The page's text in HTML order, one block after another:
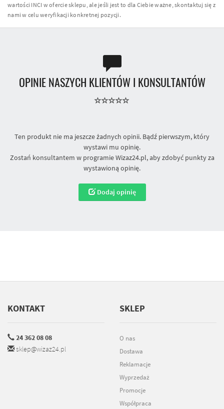
wartości INCI w ofercie sklepu, ale jeśli jest to dla Ciebie ważne, skontaktuj się z
nami w celu weryfikacji konkretnej pozycji.
OPINIE NASZYCH KLIENTÓW I KONSULTANTÓW
Ten produkt nie ma jeszcze żadnych opinii. Bądź pierwszym, który
wystawi mu opinię.
Zostań konsultantem w programie Wizaz24.pl, aby zdobyć punkty za
wystawioną opinię.
Dodaj opinię
KONTAKT
24 362 08 08
sklep@wizaz24.pl
SKLEP
O nas
Dostawa
Reklamacje
Wyprzedaż
Promocje
Współpraca